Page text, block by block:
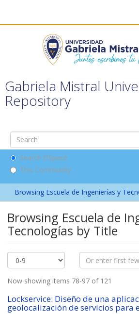
Gabriela Mistral
Repository
Search DSpace
This Community
Browsing Escuela de Ingenierías y
Browsing Escuela de
Tecnologías by Title
Now showing items 78-97 of 121
Lockservice: Diseño de una
geolocalización de servicios para